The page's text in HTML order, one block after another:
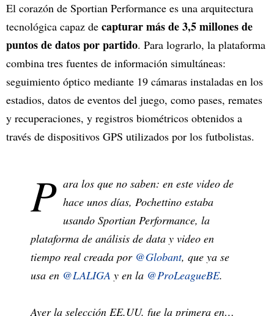
El corazón de Sportian Performance es una arquitectura
tecnológica capaz de capturar más de 3,5 millones de
puntos de datos por partido. Para lograrlo, la plataforma
combina tres fuentes de información simultáneas:
seguimiento óptico mediante 19 cámaras instaladas en los
estadios, datos de eventos del juego, como pases, remates
y recuperaciones, y registros biométricos obtenidos a
través de dispositivos GPS utilizados por los futbolistas.
P ara los que no saben: en este video de
hace unos días, Pochettino estaba
usando Sportian Performance, la
plataforma de análisis de data y video en
tiempo real creada por @Globant, que ya se
usa en @LALIGA y en la @ProLeagueBE.
Ayer la selección EE.UU. fue la primera en…